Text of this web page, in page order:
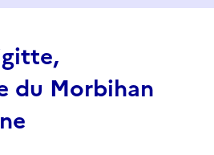
du Morbihan